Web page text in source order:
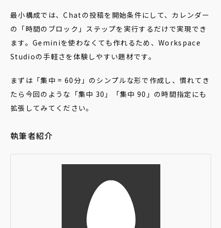
最小構成では、Chatの投稿を開始条件にして、カレンダー
の「時間のブロック」ステップを実行するだけで実現でき
ます。Geminiを使わなくても作れるため、Workspace
Studioの手軽さを体験しやすい題材です。
まずは「集中 = 60分」のシンプルな形で作成し、慣れてき
たら今回のような「集中 30」「集中 90」の時間指定にも
拡張してみてください。
執筆者紹介